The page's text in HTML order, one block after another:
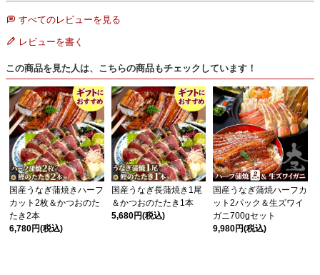
すべてのレビューを見る
レビューを書く
この商品を見た人は、こちらの商品もチェックしています！
国産うなぎ蒲焼きハーフ
カット2枚＆かつおのた
たき2本
6,780円(税込)
国産うなぎ長蒲焼き1尾
＆かつおのたたき1本
5,680円(税込)
国産うなぎ蒲焼ハーフカ
ット2パック＆生ズワイ
ガニ700gセット
9,980円(税込)